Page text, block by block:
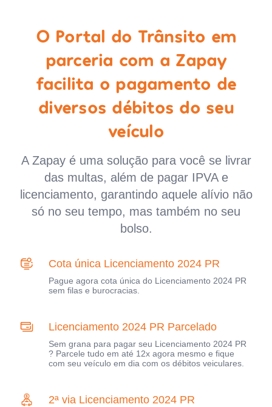
O Portal do Trânsito em
parceria com a Zapay
facilita o pagamento de
diversos débitos do seu
veículo
A Zapay é uma solução para você se livrar
das multas, além de pagar IPVA e
licenciamento, garantindo aquele alívio não
só no seu tempo, mas também no seu
bolso.
Cota única Licenciamento 2024 PR
Pague agora cota única do Licenciamento 2024 PR
sem filas e burocracias.
Licenciamento 2024 PR Parcelado
Sem grana para pagar seu Licenciamento 2024 PR
? Parcele tudo em até 12x agora mesmo e fique
com seu veículo em dia com os débitos veiculares.
2ª via Licenciamento 2024 PR